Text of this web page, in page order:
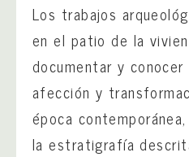
Los trabajos
en el patio de la
documentar y
afección y
época
la estratigrafía